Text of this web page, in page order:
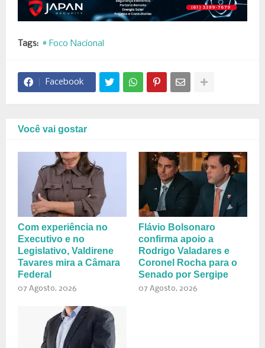
Tags: # Foco Nacional
Facebook
Você vai gostar
Com experiência no
Executivo e no
Legislativo, Valdirene
Tavares mira a Câmara
Federal
07 Agosto, 2026
Flávio Bolsonaro
confirma apoio a
Rodrigo Valadares e
Coronel Rocha para o
Senado por Sergipe
07 Agosto, 2026